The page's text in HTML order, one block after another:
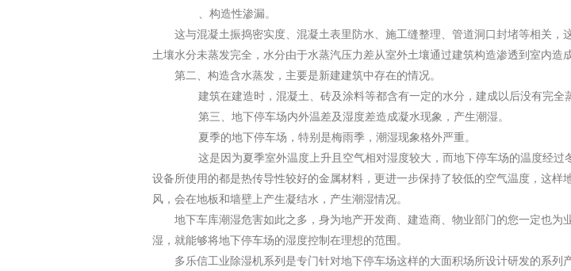
、构造性渗漏。
这与混凝土振捣密实度、混凝土表里防水、施工缝整理、管道洞口封堵等相关，
土壤水分未蒸发完全，水分由于水蒸汽压力差从室外土壤通过建筑构造渗透到室内造
第二、构造含水蒸发，主要是新建建筑中存在的情况。
建筑在建造时，混凝土、砖及涂料等都含有一定的水分，建成以后没有完全
第三、地下停车场内外温差及湿度差造成凝水现象，产生潮湿。
夏季的地下停车场，特别是梅雨季，潮湿现象格外严重。
这是因为夏季室外温度上升且空气相对湿度较大，而地下停车场的温度经过
设备所使用的都是热传导性较好的金属材料，更进一步保持了较低的空气温度，这
风，会在地板和墙壁上产生凝结水，产生潮湿情况。
地下车库潮湿危害如此之多，身为地产开发商、建造商、物业部门的您一定也
湿，就能够将地下停车场的湿度控制在理想的范围。
多乐信工业除湿机系列是专门针对地下停车场这样的大面积场所设计研发的系列